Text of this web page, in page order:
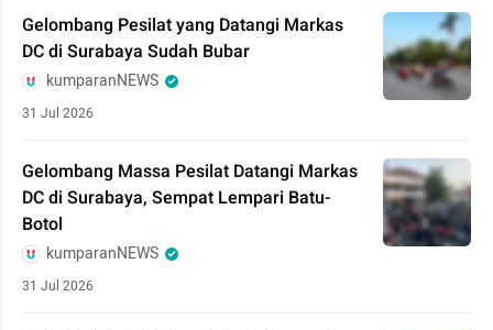
Gelombang Pesilat yang Datangi Markas
DC di Surabaya Sudah Bubar
kumparanNEWS
31 Jul 2026
Gelombang Massa Pesilat Datangi Markas
DC di Surabaya, Sempat Lempari Batu-
Botol
kumparanNEWS
31 Jul 2026